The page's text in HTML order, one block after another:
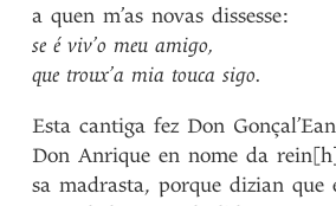
a quen m’as novas dissesse:
se é viv’o meu amigo,
que troux’a mia touca sigo.
Esta cantiga fez Don
Don Anrique en nome da
sa madrasta, porque dizian que